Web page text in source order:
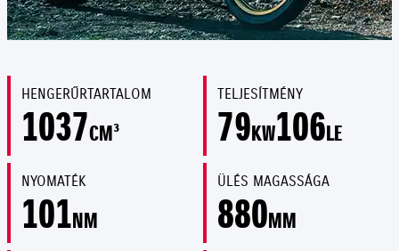
HENGERŰRTARTALOM
1037CM³
TELJESÍTMÉNY
79KW106LE
NYOMATÉK
101NM
ÜLÉS MAGASSÁGA
880MM